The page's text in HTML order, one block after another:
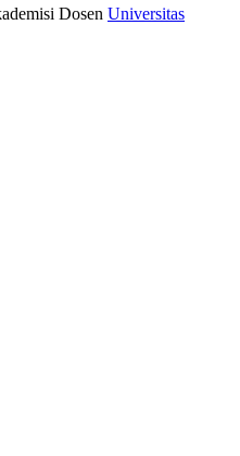
Dosen Universitas